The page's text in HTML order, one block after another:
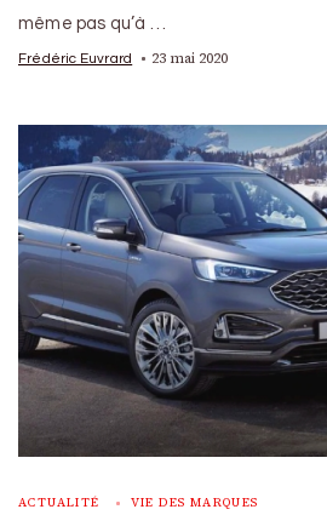
même pas qu’à …
Frédéric Euvrard 23 mai 2020
ACTUALITÉ VIE DES MARQUES